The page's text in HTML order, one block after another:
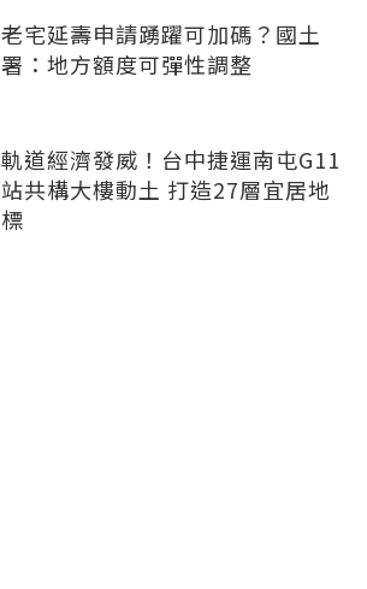
老宅延壽申請踴躍可加碼？國土
署：地方額度可彈性調整
軌道經濟發威！台中捷運南屯G11
站共構大樓動土 打造27層宜居地
標